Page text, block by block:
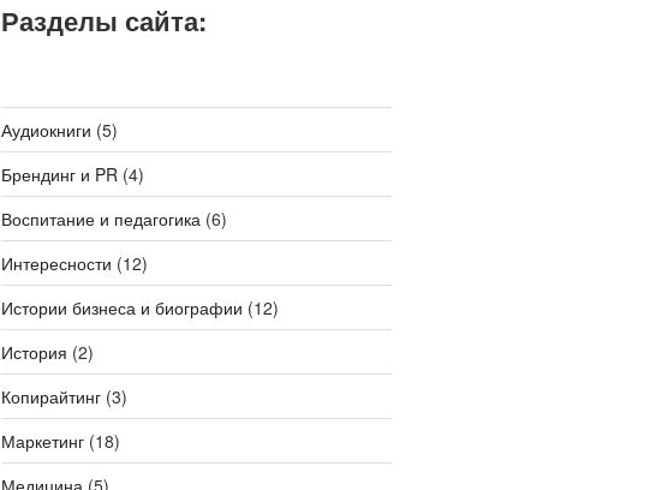
Разделы сайта:
Аудиокниги (5)
Брендинг и PR (4)
Воспитание и педагогика (6)
Интересности (12)
Истории бизнеса и биографии (12)
История (2)
Копирайтинг(3)
Маркетинг(18)
Медицина (5)